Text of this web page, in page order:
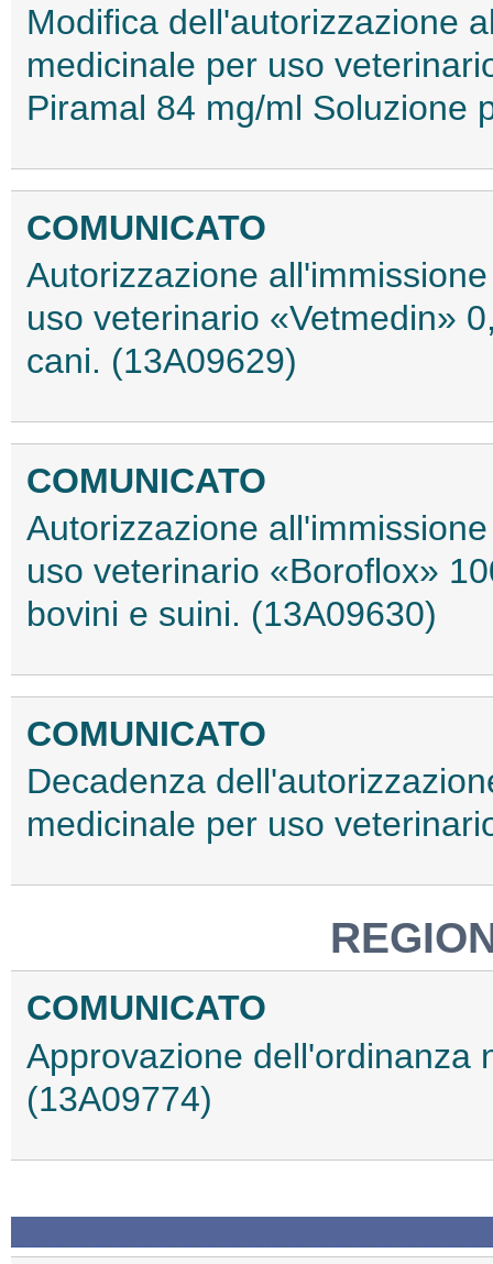
Modifica dell'autorizzazione
medicinale per uso
Piramal 84 mg/ml Soluzione
COMUNICATO
Autorizzazione
uso veterinario «Vetmedin»
cani. (13A09629)
COMUNICATO
Autorizzazione
uso veterinario «Boroflox»
bovini e suini. (13A09630)
COMUNICATO
Decadenza
medicinale per uso
COMUNICATO
Approvazione dell'ordinanza
(13A09774)